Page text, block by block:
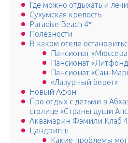
Где можно отдыхать и
Сухумская крепость
Paradise Beach 4*
Полезности
В каком отеле
Пансионат
Пансионат
Пансионат «Сан-
«Лазурный берег»
Новый Афон
Про отдых с детьми в
столице «Страны души
Аквамарин Фэмили Клаб
Цандрипш
Какие проблемы